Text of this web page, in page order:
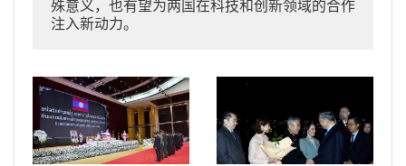
殊意义，也有望为两国在科技和创新领域的合作
注入新动力。